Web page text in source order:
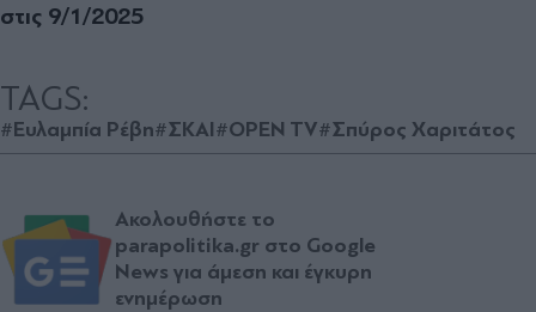
στις 9/1/2025
TAGS:
#Ευλαμπία Ρέβη#ΣΚΑΙ#OPEN TV#Σπύρος Χαριτάτος
Ακολουθήστε το
parapolitika.gr στο Google
News για άμεση και έγκυρη
ενημέρωση